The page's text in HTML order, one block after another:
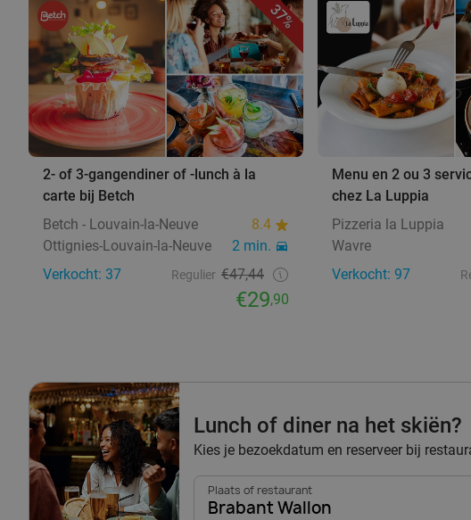
37%
2- of 3-gangendiner of -lunch à la
carte bij Betch
Betch - Louvain-la-Neuve
8.4
Ottignies-Louvain-la-Neuve
2 min.
Verkocht: 37
Regulier €47,44
€29,90
Menu en 2 ou 3
chez La Luppia
Pizzeria la Luppia
Wavre
Verkocht: 97
Lunch of diner na het skiën?
Kies je bezoekdatum en reserveer bij
Plaats of restaurant
Brabant Wallon